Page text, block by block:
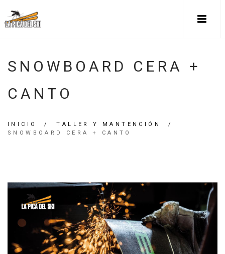
SNOWBOARD CERA +
CANTO
INICIO /TALLER Y MANTENCIÓN
/
SNOWBOARD CERA + CANTO